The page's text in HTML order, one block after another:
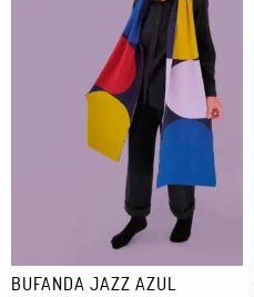
BUFANDA JAZZ AZUL